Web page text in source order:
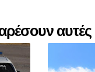
αυτές